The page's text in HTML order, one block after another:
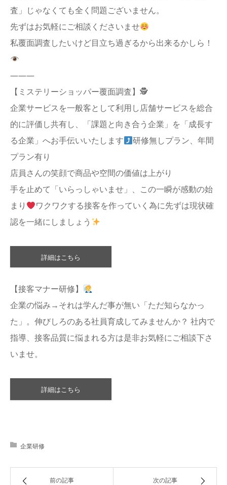
査」じゃなくても全く問題ございません。
先ずはお気軽にご相談くださいませ
私覆面調査したいけど目立ち過ぎるから出来るかしら！
———
【ミステリーショッパー覆面調査】🕵️
企業サービスを一般客として利用し店舗サービスを総合
的に評価し共有し、「課題と向き合う企業」を「成長す
る企業」へお手伝いいたします
研修無しプラン、年間
プラン有り
店員さんの笑顔で商品や空間の価値は上がり
手を止めて「いらっしゃいませ」、この一瞬が感動の始
まり
ワクワクする接客を作っていく為に先ずは現状確
認を一緒にしましょう
詳細はこちら
【接客マナー研修】
企業の悩み→それは学んだ事が無い「ただ知らなかっ
た」。伸びしろのある社員育成してみませんか？ 社内で
指導、接客品質に悩まれる方は是非お気軽にご相談下さ
いませ。
詳細はこちら
企業研修
前の記事 次の記事